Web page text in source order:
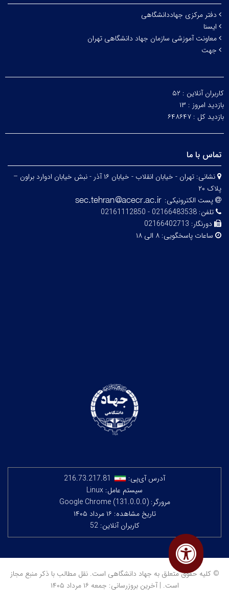
دفتر مرکزی جهاددانشگاهی
ایسنا
معاونت آموزشی سازمان جهاد دانشگاهی تهران
جهت
کاربران آنلاین : ۵۲
بازدید امروز : ۱۳
بازدید کل : ۶۴۸۶۴۷
تماس با ما
نشانی:
تهران - خیابان انقلاب - خیابان ۱۶ آذر - نبش خیابان ادوارد براون –
پلاک ۲۰
پست الکترونیکی:
تلفن: 02166483538 - 02161112850
دورنگار: 02166402713
ساعات پاسخگویی: ۸ الی ۱۸
آدرس آی‌پی:
216.73.217.81
سیستم عامل: Linux
مرورگر: Google Chrome (131.0.0.0)
تاریخ مشاهده: ۱۶ مرداد ۱۴۰۵
کاربران آنلاین: 52
© کلیه حقوق متعلق به جهاد دانشگاهی است. نقل مطالب با ذکر منبع مجاز
است. | آخرین بروزرسانی: جمعه ۱۶ مرداد ۱۴۰۵